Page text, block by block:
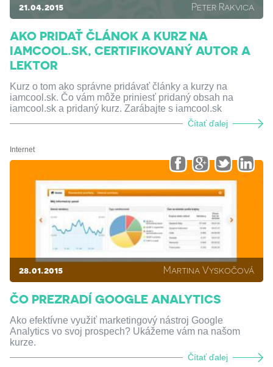
21.04.2015 Peter Rakvica
AKO PRIDAŤ ČLÁNOK A KURZ NA
IAMCOOL.SK, CERTIFIKOVANÝ AUTOR A
LEKTOR
Kurz o tom ako správne pridávať články a kurzy na
iamcool.sk. Čo vám môže priniesť pridaný obsah na
iamcool.sk a pridaný kurz. Zarábajte s iamcool.sk
Čítať ďalej
Internet
28.01.2015 Martina Vyskočová
ČO PREZRADÍ GOOGLE ANALYTICS
Ako efektívne využiť marketingový nástroj Google
Analytics vo svoj prospech? Ukážeme vám na našom
kurze.
Čítať ďalej